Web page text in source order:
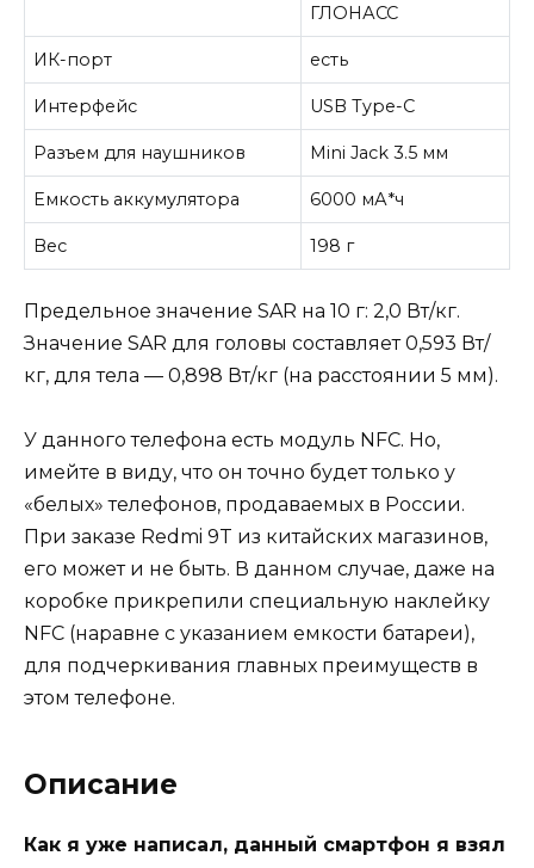
ГЛОНАСС
ИК-порт есть
Интерфейс USB Type-C
Разъем для наушников Mini Jack 3.5 мм
Емкость аккумулятора 6000 мА*ч
Вес 198 г
Предельное значение SAR на 10 г: 2,0 Вт/кг.
Значение SAR для головы составляет 0,593 Вт/
кг, для тела — 0,898 Вт/кг (на расстоянии 5 мм).
У данного телефона есть модуль NFC. Но,
имейте в виду, что он точно будет только у
«белых» телефонов, продаваемых в России.
При заказе Redmi 9T из китайских магазинов,
его может и не быть. В данном случае, даже на
коробке прикрепили специальную наклейку
NFC (наравне с указанием емкости батареи),
для подчеркивания главных преимуществ в
этом телефоне.
Описание
Как я уже написал, данный смартфон я взял